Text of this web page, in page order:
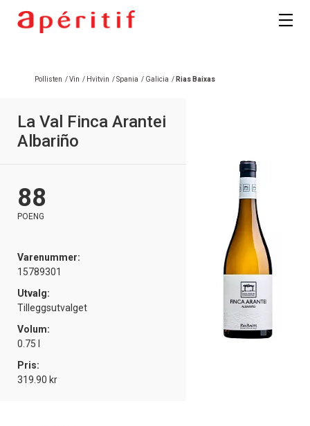
Pollisten /Vin / Hvitvin /Spania / Galicia / Rias Baixas
La Val Finca Arantei
Albariño
88
POENG
Varenummer:
15789301
Utvalg:
Tilleggsutvalget
Volum:
0.75 l
Pris:
319.90 kr